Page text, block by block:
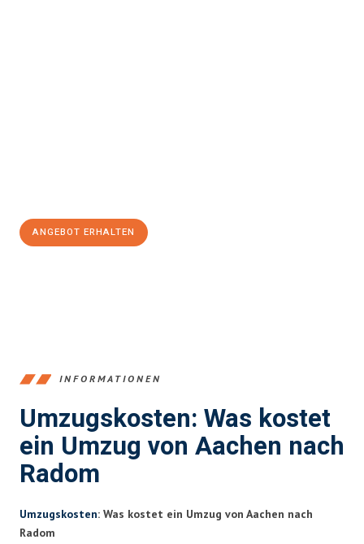
ANGEBOT ERHALTEN
INFORMATIONEN
Umzugskosten: Was kostet
ein Umzug von Aachen nach
Radom
Umzugskosten: Was kostet ein Umzug von Aachen nach
Radom